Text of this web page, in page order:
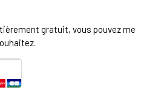
gratuit, vous pouvez me